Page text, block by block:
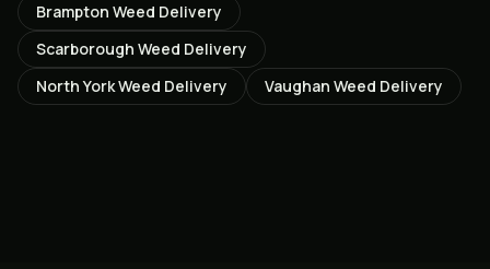
Brampton Weed Delivery
Scarborough Weed Delivery
North YorkWeed Delivery Vaughan Weed Delivery